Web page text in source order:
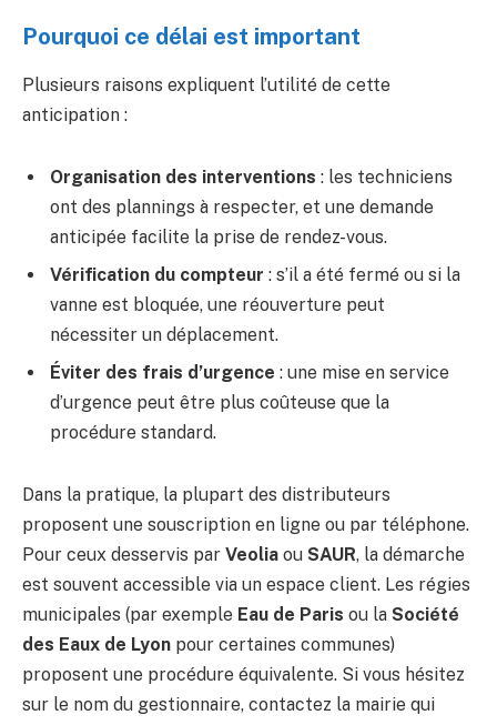
Pourquoi ce délai est important
Plusieurs raisons expliquent l’utilité de cette
anticipation :
Organisation des interventions : les techniciens
ont des plannings à respecter, et une demande
anticipée facilite la prise de rendez-vous.
Vérification du compteur : s’il a été fermé ou si la
vanne est bloquée, une réouverture peut
nécessiter un déplacement.
Éviter des frais d’urgence : une mise en service
d’urgence peut être plus coûteuse que la
procédure standard.
Dans la pratique, la plupart des distributeurs
proposent une souscription en ligne ou par téléphone.
Pour ceux desservis par Veolia ou SAUR, la démarche
est souvent accessible via un espace client. Les régies
municipales (par exemple Eau de Paris ou la Société
des Eaux de Lyon pour certaines communes)
proposent une procédure équivalente. Si vous hésitez
sur le nom du gestionnaire, contactez la mairie qui